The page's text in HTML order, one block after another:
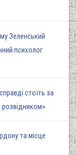
Зеленський
психолог
стоїть за
та місце